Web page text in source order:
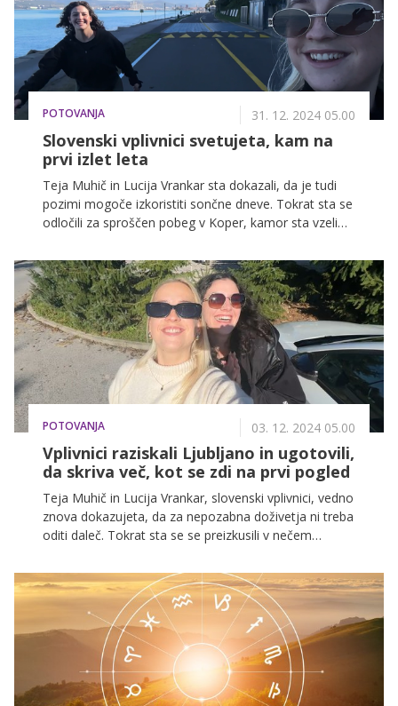
POTOVANJA 31. 12. 2024 05.00
Slovenski vplivnici svetujeta, kam na
prvi izlet leta
Teja Muhič in Lucija Vrankar sta dokazali, da je tudi
pozimi mogoče izkoristiti sončne dneve. Tokrat sta se
odločili za sproščen pobeg v Koper, kamor sta vzeli
Izole in nazaj. Po aktivnem popoldnevu sta dan
zaključili ob okusnem obroku, ki ju je navdušil. Tukaj
je njun dan, ki je lahko navdih za vaš naslednji izlet.
POTOVANJA 03. 12. 2024 05.00
Vplivnici raziskali Ljubljano in ugotovili,
da skriva več, kot se zdi na prvi pogled
Teja Muhič in Lucija Vrankar, slovenski vplivnici, vedno
znova dokazujeta, da za nepozabna doživetja ni treba
oditi daleč. Tokrat sta se se preizkusili v nečem
Lebnu, ki je le nekaj minut vožnje iz Ljubljane. Njuna
pustolovščina je navdih za vse, ki si želite združiti
mestno raziskovanje in uživanje v naravi v enem
dnevu. Tukaj je predlog, kako si lahko organizirate
podoben dan in preživite nekaj časa drugače, ne da bi
zapustili Ljubljano.